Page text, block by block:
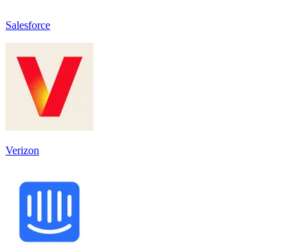
Salesforce
Verizon